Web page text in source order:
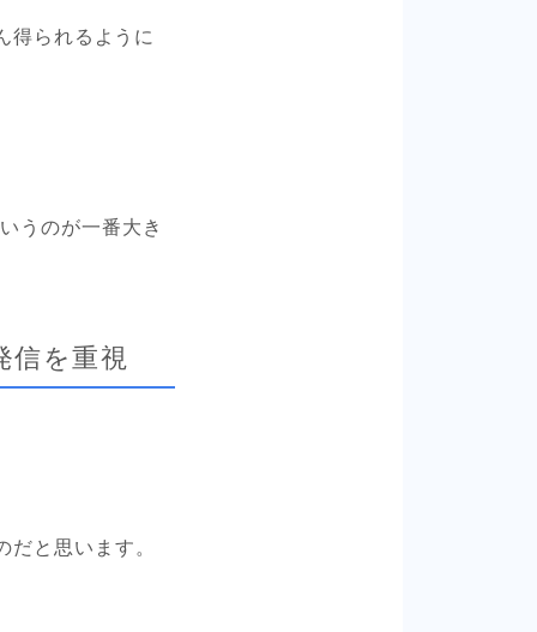
得られるように
うのが一番大き
信を重視
と思います。